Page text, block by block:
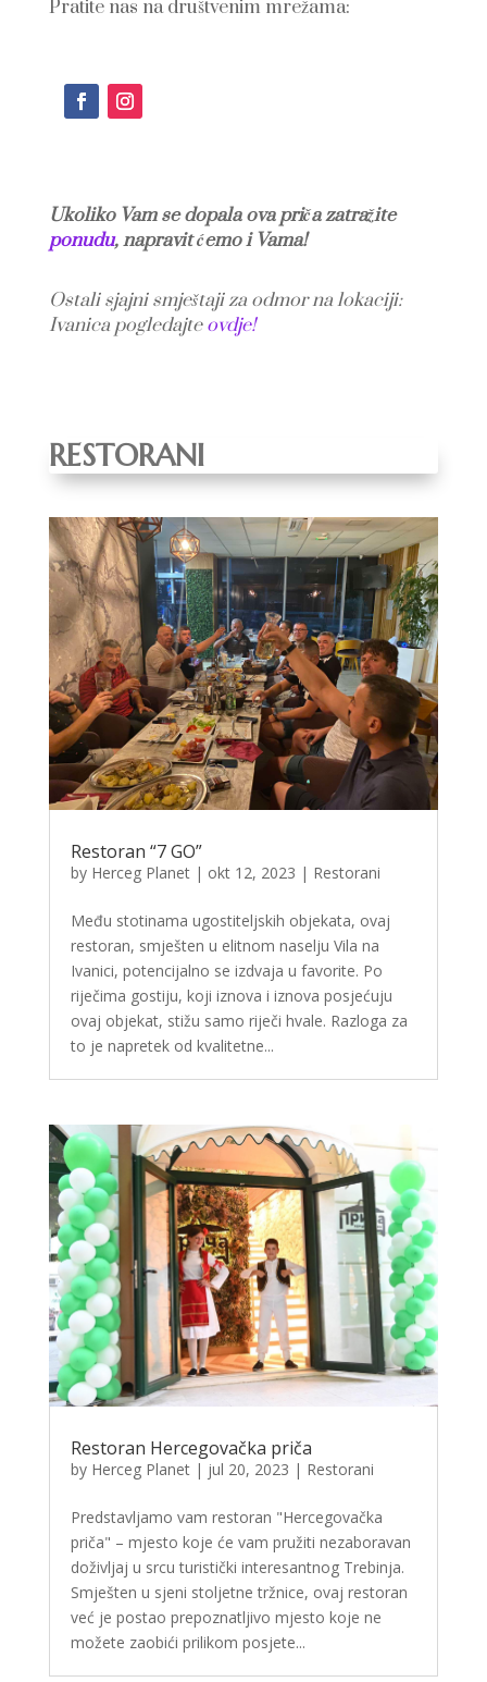
Pratite nas na društvenim mrežama:
Ukoliko Vam se dopala ova priča zatražite
ponudu, napravit ćemo i Vama!
Ostali sjajni smještaji za odmor na lokaciji:
Ivanica pogledajteovdje!
RESTORANI
Restoran “7 GO”
by Herceg Planet| okt 12, 2023 | Restorani
Među stotinama ugostiteljskih objekata, ovaj
restoran, smješten u elitnom naselju Vila na
Ivanici, potencijalno se izdvaja u favorite. Po
riječima gostiju, koji iznova i iznova posjećuju
ovaj objekat, stižu samo riječi hvale. Razloga za
to je napretek od kvalitetne...
Restoran Hercegovačka priča
by Herceg Planet| jul 20, 2023 | Restorani
Predstavljamo vam restoran "Hercegovačka
priča" – mjesto koje će vam pružiti nezaboravan
doživljaj u srcu turistički interesantnog Trebinja.
Smješten u sjeni stoljetne tržnice, ovaj restoran
već je postao prepoznatljivo mjesto koje ne
možete zaobići prilikom posjete...